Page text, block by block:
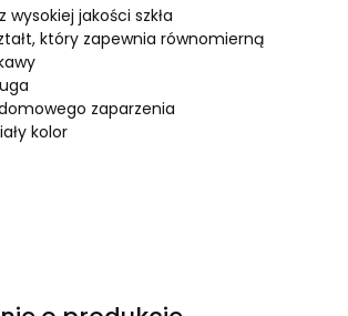
wysokiej jakości szkła
który zapewnia równomierną
zaparzenia
kolor